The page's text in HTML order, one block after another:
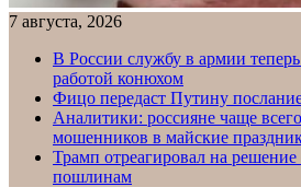
7 августа, 2026
В России службу в армии
работой конюхом
Фицо передаст Путину
Аналитики: россияне чаще
мошенников в майские
Трамп отреагировал на
пошлинам